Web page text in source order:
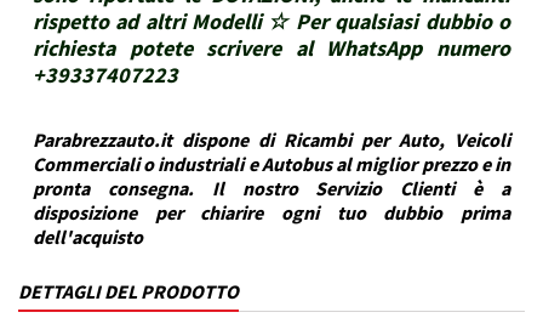
rispetto ad altri Modelli ☆ Per qualsiasi dubbio o
richiesta potete scrivere al WhatsApp numero
+39337407223
Parabrezzauto.it dispone di Ricambi per Auto, Veicoli
Commerciali o industriali e Autobus al miglior prezzo e in
pronta consegna. Il nostro Servizio Clienti è a
disposizione per chiarire ogni tuo dubbio prima
dell'acquisto
DETTAGLI DEL PRODOTTO